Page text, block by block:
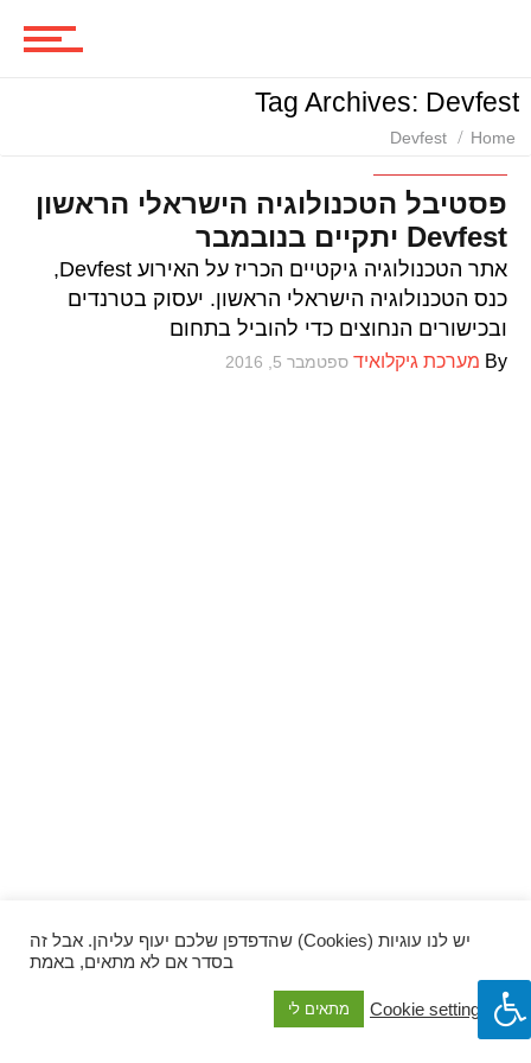
ביקורות סרטים
סדרות
משחקים
Tag Archives: Devfest
Home
Devfest
פסטיבל הטכנולוגיה הישראלי הראשון
Devfest יתקיים בנובמבר
אתר הטכנולוגיה גיקטיים הכריז על האירוע Devfest,
כנס הטכנולוגיה הישראלי הראשון. יעסוק בטרנדים
ובכישורים הנחוצים כדי להוביל בתחום
By מערכת גיקלואיד ספטמבר 5, 2016
יש לנו עוגיות (Cookies) שהדפדפן שלכם יעוף עליהן. אבל זה
בסדר אם לא מתאים, באמת
Cookie settings מתאים לי